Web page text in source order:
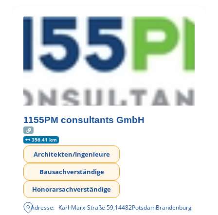
1155PM consultants GmbH
356.41 km
Architekten/Ingenieure
Bausachverständige
Honorarsachverständige
Adresse: Karl-Marx-Straße 59,14482PotsdamBrandenburg